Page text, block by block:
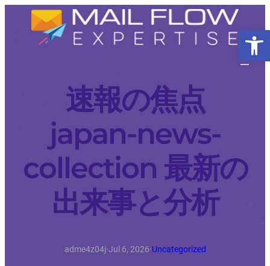
速報の焦点
japan-news-
collection 最新の
出来事と分析
adme4z04j·Jul 6, 2026·Uncategorized